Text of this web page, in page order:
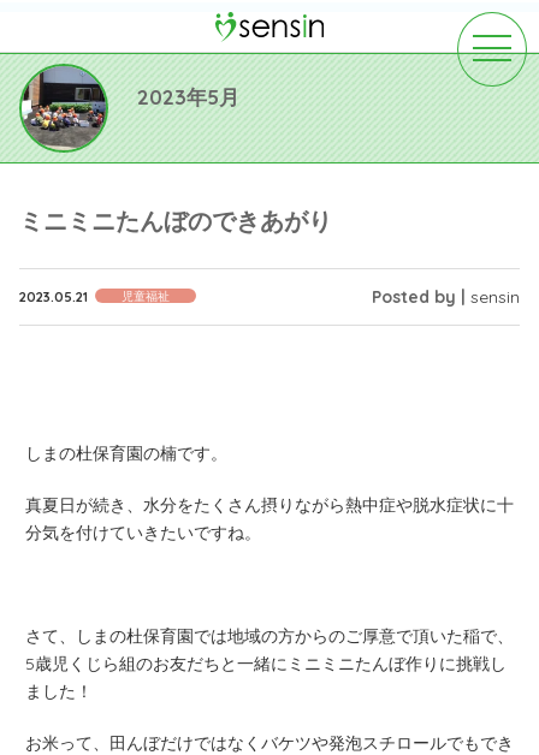
toggle
2023年5月
ミニミニたんぼのできあがり
2023.05.21 児童福祉 Posted by | sensin
しまの杜保育園の楠です。
真夏日が続き、水分をたくさん摂りながら熱中症や脱水症状に十
分気を付けていきたいですね。
さて、しまの杜保育園では地域の方からのご厚意で頂いた稲で、
5歳児くじら組のお友だちと一緒にミニミニたんぼ作りに挑戦し
ました！
お米って、田んぼだけではなくバケツや発泡スチロールでもでき